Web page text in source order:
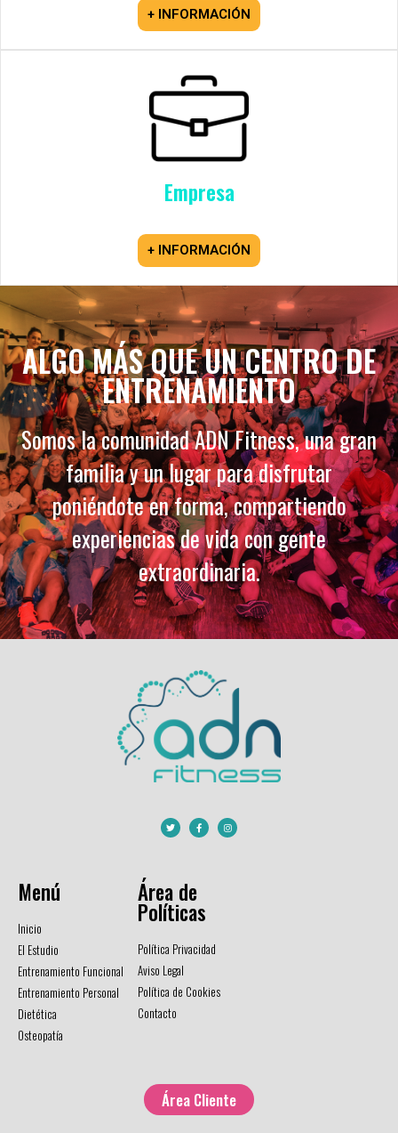
+ INFORMACIÓN
Empresa
+ INFORMACIÓN
ALGO MÁS QUE UN CENTRO DE
ENTRENAMIENTO
Somos la comunidad ADN Fitness, una gran
familia y un lugar para disfrutar
poniéndote en forma, compartiendo
experiencias de vida con gente
extraordinaria.
Menú
Inicio
El Estudio
Entrenamiento Funcional
Entrenamiento Personal
Dietética
Osteopatía
Área de
Políticas
Política Privacidad
Aviso Legal
Política de Cookies
Contacto
Área Cliente